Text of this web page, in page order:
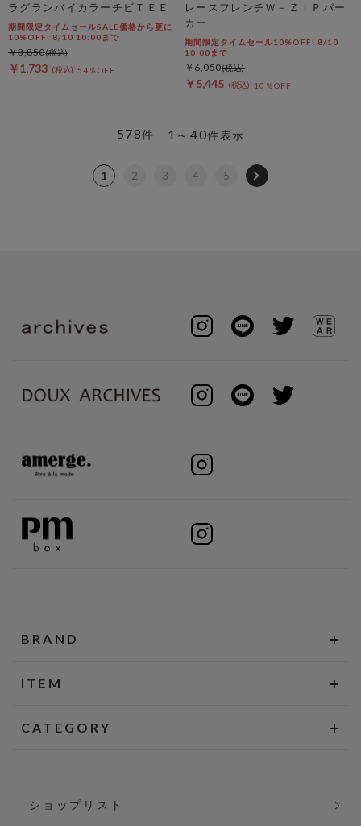
ラグランバイカラーチビＴＥＥ
期間限定タイムセールSALE価格から更に
10%OFF! 8/10 10:00まで
￥1,733 54％OFF
￥3,850
レースフレンチＷ－ＺＩＰパー
カー
期間限定タイムセール10%OFF! 8/10
10:00まで
￥5,445 10％OFF
￥6,050
1～40件表示
578件
1 2 3 4 5
BRAND
ITEM
CATEGORY
ショップリスト